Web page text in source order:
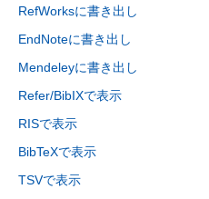
RefWorksに書き出し
EndNoteに書き出し
Mendeleyに書き出し
Refer/BibIXで表示
RISで表示
BibTeXで表示
TSVで表示